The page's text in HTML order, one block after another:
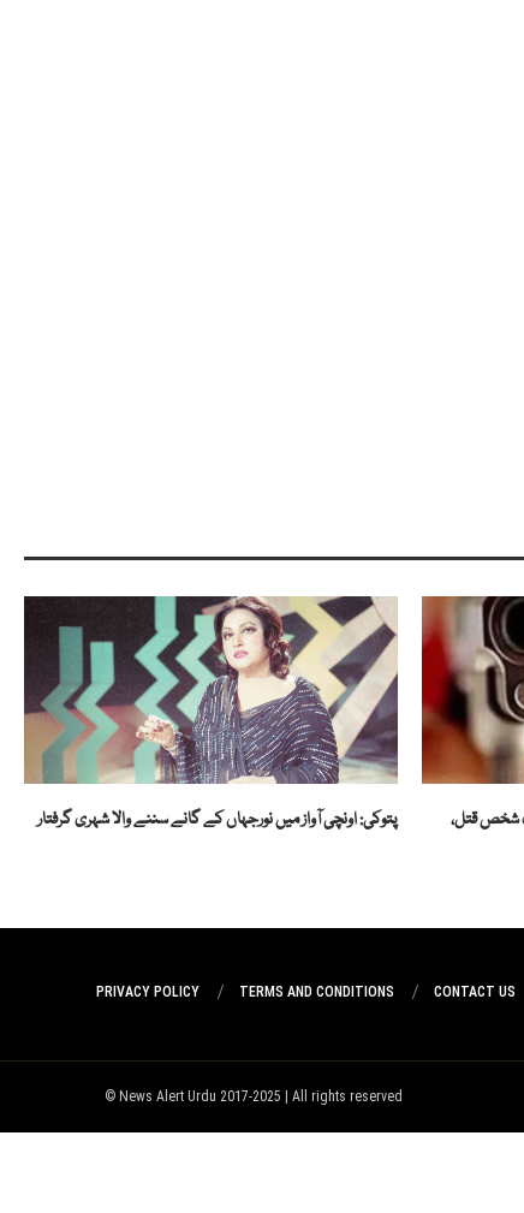
شخص قتل،
پتوکی: اونچی آواز میں نورجہاں کے گانے سننے والا شہری گرفتار
CONTACT US
TERMS AND CONDITIONS
PRIVACY POLICY
News Alert Urdu 2017-2025 | All rights reserved ©